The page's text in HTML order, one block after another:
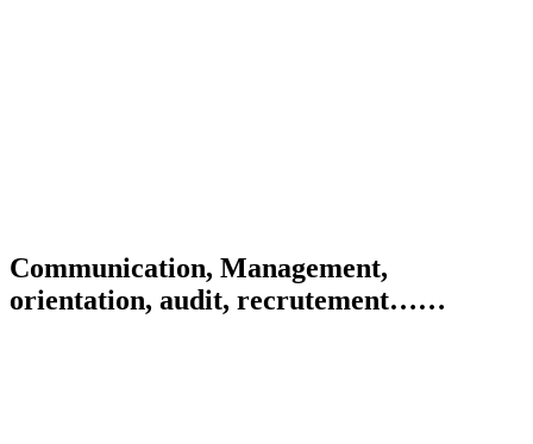
Communication, Management,
orientation, audit, recrutement……